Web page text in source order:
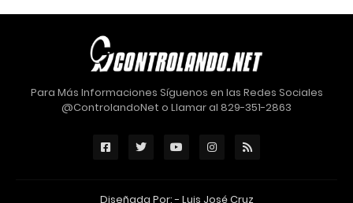
Para Más Informaciones Síguenos en las Redes Sociales
@ControlandoNet o Llamar al 829-351-2863
Diseñada Por: - Luis José Cruz